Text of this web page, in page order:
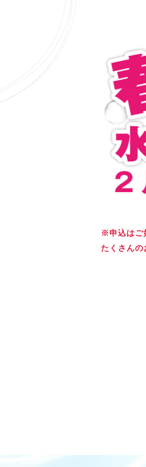
※申込はご
たくさんの